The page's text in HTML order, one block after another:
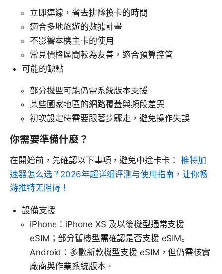
立即連線，省去排隊換卡的時間
適合多地旅遊的數據計畫
不影響本機主卡的使用
常見價格區間較為友善，適合預算控管
可能的缺點
部分機型可能仍需系統版本支援
某些國家地區的網路覆蓋與頻段差異
初次設定時需要跟著步驟走，避免操作失誤
你需要準備什麼？
在開始前，先確認以下事項，避免中途卡卡： 推特加
速器怎么选？2026年超详细评测与使用指南，让你畅
游推特无阻碍！
設備支援
iPhone：iPhone XS 及以後機型通常支援
eSIM；部分舊機型需確認是否支援 eSIM。
Android：多數新款機型支援 eSIM，但仍需核實
廠商與作業系統版本。